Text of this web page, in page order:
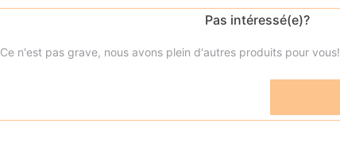
+
Pas intéressé(e)?
Ce n'est pas grave, nous avons plein d'autres produits pour vous!